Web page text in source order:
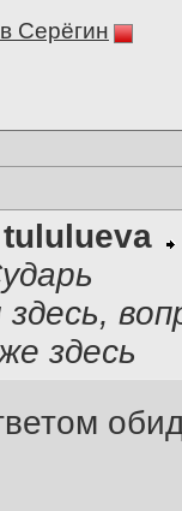
Серёгин
tululueva
здесь